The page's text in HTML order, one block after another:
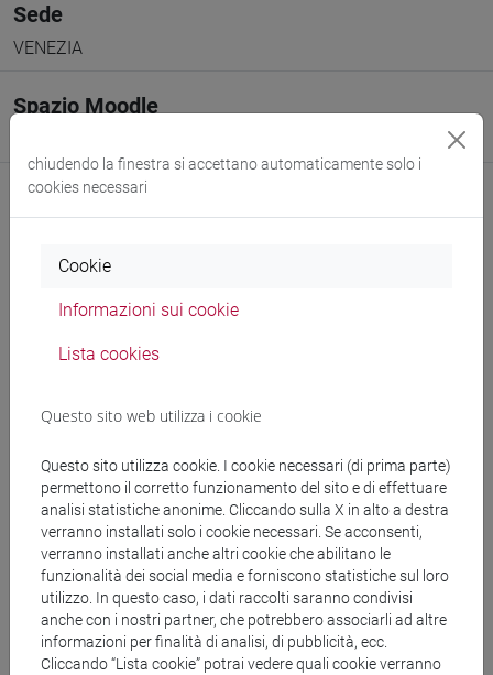
Sede
VENEZIA
Spazio Moodle
Docenti
OLIVIERI Luca Maria- 30h Lezione
Materiali didattici
Materiali su Moodle
chiudendo la finestra si accettano automaticamente solo i
cookies necessari
Cookie
Informazioni sui cookie
Lista cookies
Questo sito web utilizza i cookie
Questo sito utilizza cookie. I cookie necessari (di prima parte)
permettono il corretto funzionamento del sito e di effettuare
analisi statistiche anonime. Cliccando sulla X in alto a destra
verranno installati solo i cookie necessari. Se acconsenti,
verranno installati anche altri cookie che abilitano le
funzionalità dei social media e forniscono statistiche sul loro
utilizzo. In questo caso, i dati raccolti saranno condivisi
anche con i nostri partner, che potrebbero associarli ad altre
informazioni per finalità di analisi, di pubblicità, ecc.
Cliccando “Lista cookie” potrai vedere quali cookie verranno